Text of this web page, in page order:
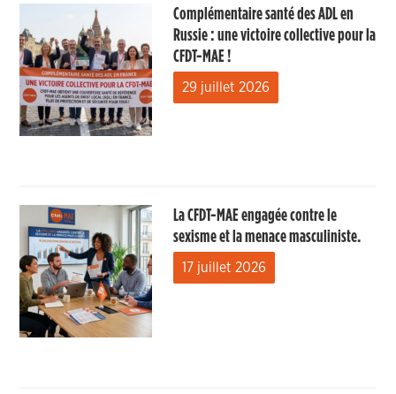
Complémentaire santé des ADL en
Russie : une victoire collective pour la
CFDT-MAE !
29 juillet 2026
La CFDT-MAE engagée contre le
sexisme et la menace masculiniste.
17 juillet 2026